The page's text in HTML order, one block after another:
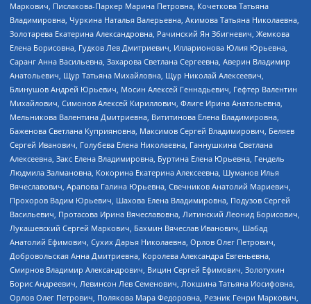
Маркович, Пислакова-Паркер Марина Петровна, Кочеткова Татьяна
Владимировна, Чуркина Наталья Валерьевна, Акимова Татьяна Николаевна,
Золотарева Екатерина Александровна, Рачинский Ян Збигневич, Жемкова
Елена Борисовна, Гудков Лев Дмитриевич, Илларионова Юлия Юрьевна,
Саранг Анна Васильевна, Захарова Светлана Сергеевна, Аверин Владимир
Анатольевич, Щур Татьяна Михайловна, Щур Николай Алексеевич,
Блинушов Андрей Юрьевич, Мосин Алексей Геннадьевич, Гефтер Валентин
Михайлович, Симонов Алексей Кириллович, Флиге Ирина Анатольевна,
Мельникова Валентина Дмитриевна, Вититинова Елена Владимировна,
Баженова Светлана Куприяновна, Максимов Сергей Владимирович, Беляев
Сергей Иванович, Голубева Елена Николаевна, Ганнушкина Светлана
Алексеевна, Закс Елена Владимировна, Буртина Елена Юрьевна, Гендель
Людмила Залмановна, Кокорина Екатерина Алексеевна, Шуманов Илья
Вячеславович, Арапова Галина Юрьевна, Свечников Анатолий Мариевич,
Прохоров Вадим Юрьевич, Шахова Елена Владимировна, Подузов Сергей
Васильевич, Протасова Ирина Вячеславовна, Литинский Леонид Борисович,
Лукашевский Сергей Маркович, Бахмин Вячеслав Иванович, Шабад
Анатолий Ефимович, Сухих Дарья Николаевна, Орлов Олег Петрович,
Добровольская Анна Дмитриевна, Королева Александра Евгеньевна,
Смирнов Владимир Александрович, Вицин Сергей Ефимович, Золотухин
Борис Андреевич, Левинсон Лев Семенович, Локшина Татьяна Иосифовна,
Орлов Олег Петрович, Полякова Мара Федоровна, Резник Генри Маркович,